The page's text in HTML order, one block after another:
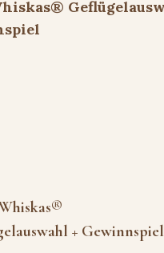
+ Gewinnspiel